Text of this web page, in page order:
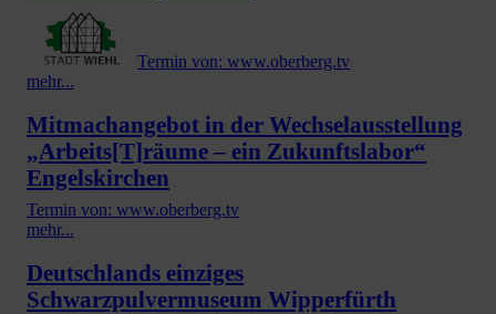
Termin von: www.oberberg.tv
mehr...
Mitmachangebot in der Wechselausstellung
„Arbeits[T]räume – ein Zukunftslabor“
Engelskirchen
Termin von: www.oberberg.tv
mehr...
Deutschlands einziges
Schwarzpulvermuseum Wipperfürth